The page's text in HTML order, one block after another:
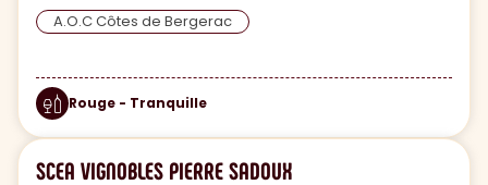
A.O.C Côtes de Bergerac
Rouge - Tranquille
SCEA VIGNOBLES PIERRE SADOUX